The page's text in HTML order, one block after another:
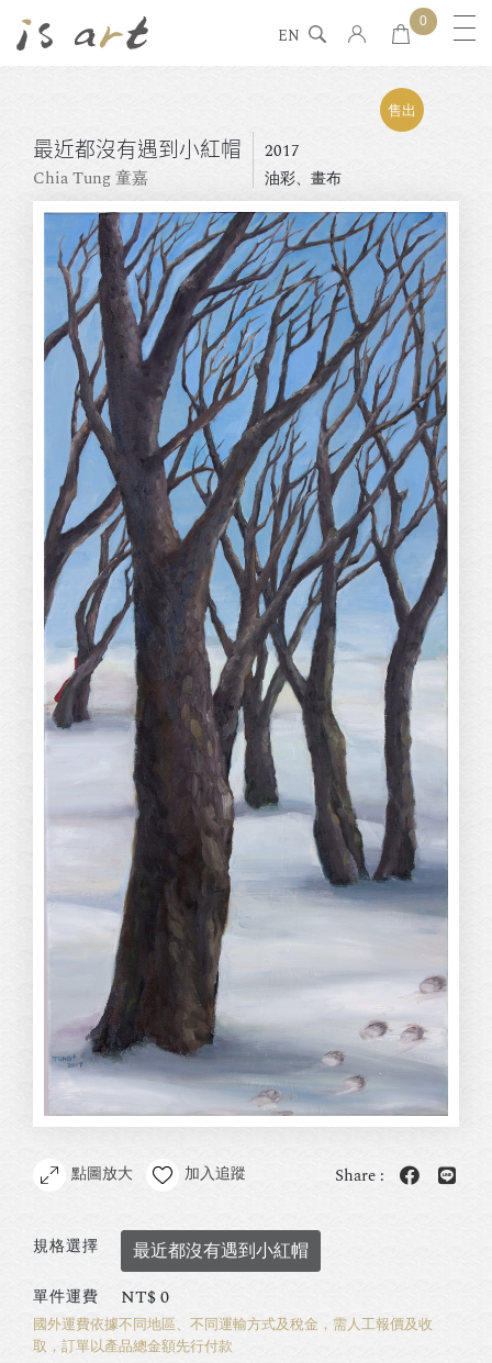
EN
0
最近都沒有遇到小紅帽
Chia Tung 童嘉
2017
油彩、畫布
售出
點圖放大 加入追蹤 Share :
規格選擇 最近都沒有遇到小紅帽
單件運費 NT$0
國外運費依據不同地區、不同運輸方式及稅金，需人工報價及收
取，訂單以產品總金額先行付款